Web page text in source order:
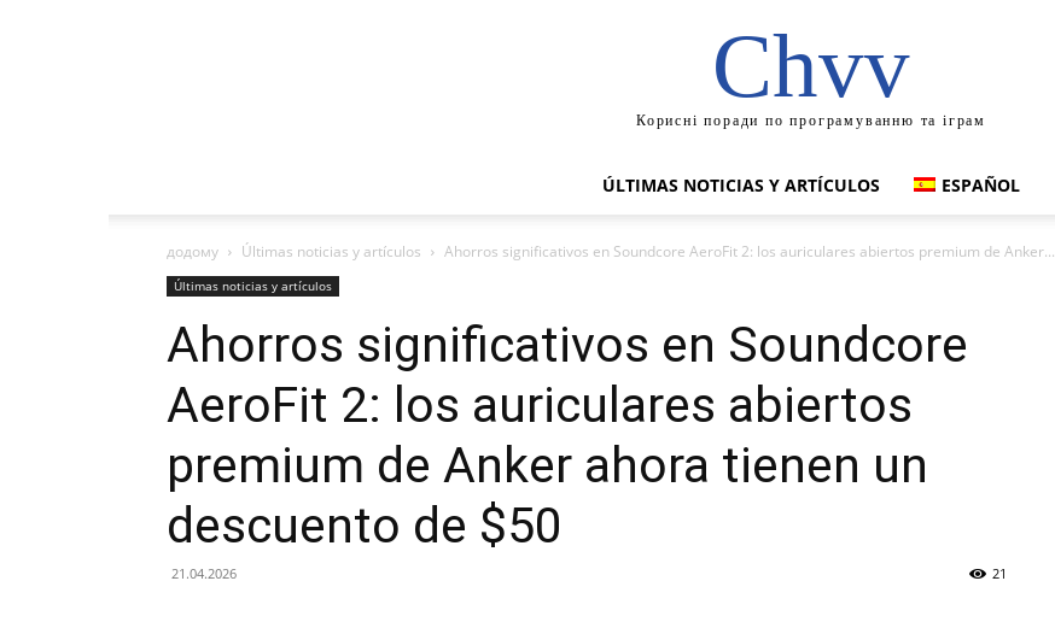
Chvv
Корисні поради по програмуванню та іграм
ÚLTIMAS NOTICIAS Y ARTÍCULOS ESPAÑOL
додому Últimas noticias y artículos Ahorros significativos en Soundcore AeroFit 2: los auriculares abiertos premium de Anker...
Últimas noticias y artículos
Ahorros significativos en Soundcore
AeroFit 2: los auriculares abiertos
premium de Anker ahora tienen un
descuento de $50
21.04.2026 21